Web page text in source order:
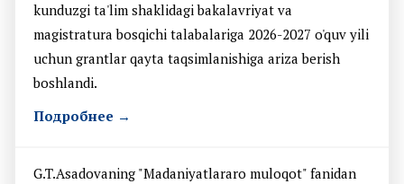
kunduzgi ta'lim shaklidagi bakalavriyat va
magistratura bosqichi talabalariga 2026-2027 o'quv yili
uchun grantlar qayta taqsimlanishiga ariza berish
boshlandi.
Подробнее →
G.T.Asadovaning "Madaniyatlararo muloqot" fanidan